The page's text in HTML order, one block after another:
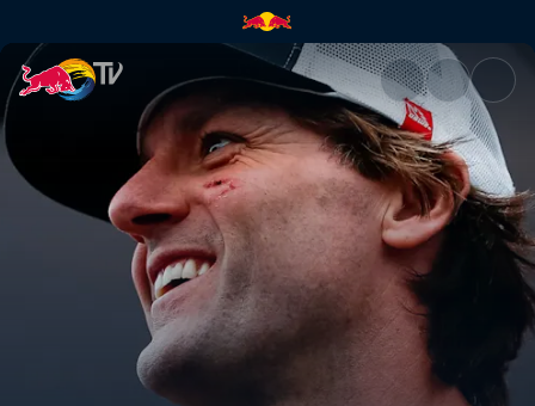
A bad start | Red Bull TV